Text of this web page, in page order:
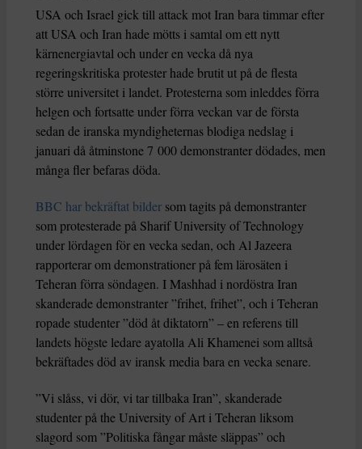
USA och Israel gick till attack mot Iran bara timmar efter
att USA och Iran hade mötts i samtal om ett nytt
kärnenergiavtal och under en vecka då nya
regeringskritiska protester hade brutit ut på de flesta
större universitet i landet. Protesterna som inleddes förra
helgen och fortsatte under förra veckan var de första
sedan de iranska myndigheternas blodiga nedslag i
januari då åtminstone 7 000 demonstranter dödades, men
många fler befaras döda.
BBC har bekräftat bilder som tagits på demonstranter
som protesterade på Sharif University of Technology
under lördagen för en vecka sedan, och Al Jazeera
rapporterar om demonstrationer på fem lärosäten i
Teheran förra söndagen. I Mashhad i nordöstra Iran
skanderade demonstranter ”frihet, frihet”, och i Teheran
ropade studenter ”död åt diktatorn” – en referens till
landets högste ledare ayatolla Ali Khamenei som alltså
bekräftades död av iransk media bara en vecka senare.
”Vi slåss, vi dör, vi tar tillbaka Iran”, skanderade
studenter på the University of Art i Teheran liksom
slagord som ”Politiska fångar måste släppas” och